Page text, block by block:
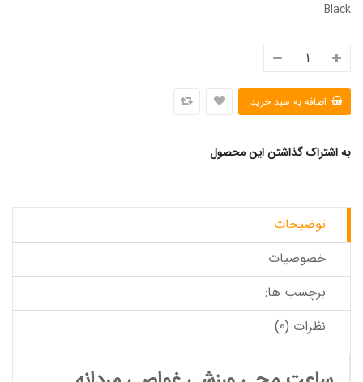
Black
به اشتراک گذاشتن این محصول
توضیحات
خصوصیات
برچسب ها:
نظرات (0)